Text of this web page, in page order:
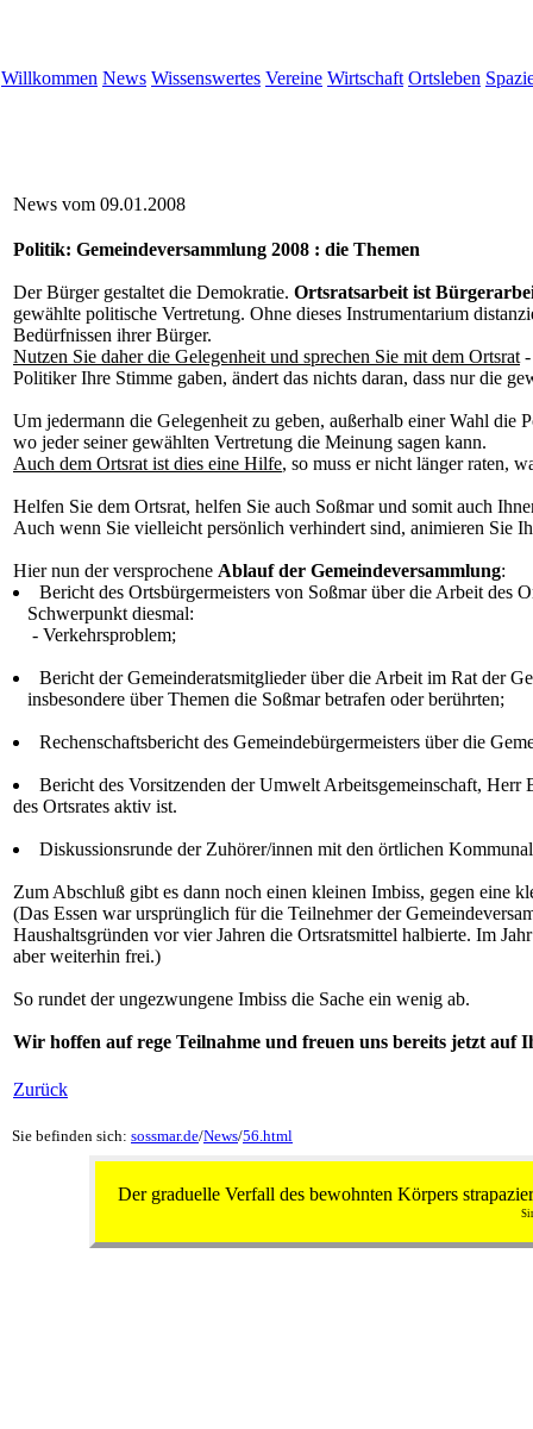
Willkommen News Wissenswertes Vereine Wirtschaft Ortsleben
News vom 09.01.2008
Politik: Gemeindeversammlung 2008 : die Themen
Der Bürger gestaltet die Demokratie. Ortsratsarbeit ist
gewählte politische Vertretung. Ohne dieses Instrumentarium
Bedürfnissen ihrer Bürger.
Nutzen Sie daher die Gelegenheit und sprechen Sie mit dem Ortsrat
Politiker Ihre Stimme gaben, ändert das nichts daran, dass nur die
Um jedermann die Gelegenheit zu geben, außerhalb einer Wahl
wo jeder seiner gewählten Vertretung die Meinung sagen kann.
Auch dem Ortsrat ist dies eine Hilfe, so muss er nicht länger raten,
Helfen Sie dem Ortsrat, helfen Sie auch Soßmar und somit auch
Auch wenn Sie vielleicht persönlich verhindert sind, animieren Sie
Hier nun der versprochene Ablauf der Gemeindeversammlung:
Bericht des Ortsbürgermeisters von Soßmar über die Arbeit des
Schwerpunkt diesmal:
- Verkehrsproblem;
Bericht der Gemeinderatsmitglieder über die Arbeit im Rat der
insbesondere über Themen die Soßmar betrafen oder berührten;
Rechenschaftsbericht des Gemeindebürgermeisters über die
Bericht des Vorsitzenden der Umwelt Arbeitsgemeinschaft,
des Ortsrates aktiv ist.
Diskussionsrunde der Zuhörer/innen mit den örtlichen
Zum Abschluß gibt es dann noch einen kleinen Imbiss, gegen eine
(Das Essen war ursprünglich für die Teilnehmer der
Haushaltsgründen vor vier Jahren die Ortsratsmittel halbierte. Im
aber weiterhin frei.)
So rundet der ungezwungene Imbiss die Sache ein wenig ab.
Wir hoffen auf rege Teilnahme und freuen uns bereits jetzt auf
Zurück
Sie befinden sich: sossmar.de/News/56.html
Der graduelle Verfall des bewohnten Körpers